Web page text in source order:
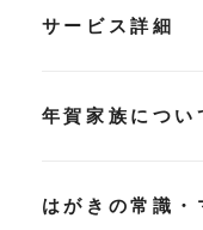
サービス詳細
年賀家族につい
はがきの常識・